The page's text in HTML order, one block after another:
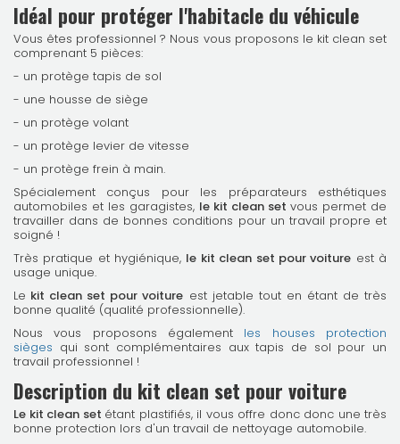
Idéal pour protéger l'habitacle du véhicule
Vous êtes professionnel ? Nous vous proposons le kit clean set
comprenant 5 pièces:
- un protège tapis de sol
- une housse de siège
- un protège volant
- un protège levier de vitesse
- un protège frein à main.
Spécialement conçus pour les préparateurs esthétiques
automobiles et les garagistes, le kit clean set vous permet de
travailler dans de bonnes conditions pour un travail propre et
soigné !
Très pratique et hygiénique, le kit clean set pour voiture est à
usage unique.
Le kit clean set pour voiture est jetable tout en étant de très
bonne qualité (qualité professionnelle).
Nous vous proposons également les houses protection
sièges qui sont complémentaires aux tapis de sol pour un
travail professionnel !
Description du kit clean set pour voiture
Le kit clean set étant plastifiés, il vous offre donc donc une très
bonne protection lors d'un travail de nettoyage automobile.